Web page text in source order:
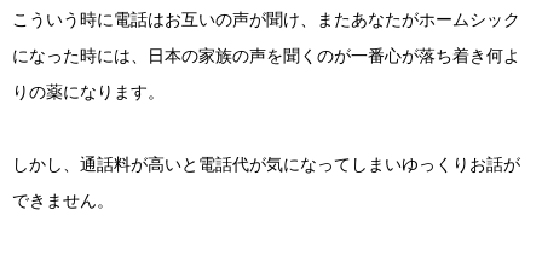
こういう時に電話はお互いの声が聞け、またあなたがホームシック
になった時には、日本の家族の声を聞くのが一番心が落ち着き何よ
りの薬になります。
しかし、通話料が高いと電話代が気になってしまいゆっくりお話が
できません。